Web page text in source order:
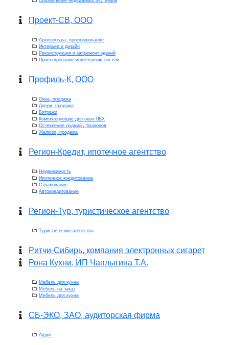
Проект-СВ, ООО
Архитектура, проектирование
Интерьер и дизайн
Реконструкция и капремонт зданий
Проектирование инженерных систем
Профиль-К, ООО
Окна, продажа
Двери, продажа
Витражи
Комплектующие для окон ПВХ
Остекление лоджий / балконов
Жалюзи, продажа
Регион-Кредит, ипотечное агентство
Недвижимость
Ипотечное кредитование
Страхование
Автокредитование
Регион-Тур, туристическое агентство
Туристические агентства
Ритчи-Сибирь, компания электронных сигарет
Рона Кухни, ИП Чаплыгина Т.А.
Мебель для кухни
Мебель на заказ
Мебель для кухни
СБ-ЭКО, ЗАО, аудиторская фирма
Аудит